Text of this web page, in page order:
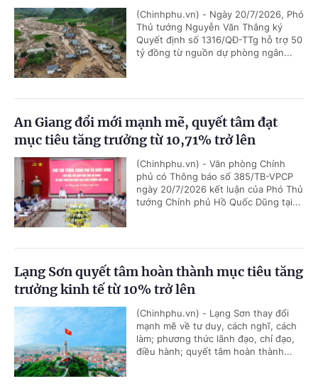
(Chinhphu.vn) - Ngày 20/7/2026, Phó
Thủ tướng Nguyễn Văn Thắng ký
Quyết định số 1316/QĐ-TTg hỗ trợ 50
tỷ đồng từ nguồn dự phòng ngân...
An Giang đổi mới mạnh mẽ, quyết tâm đạt
mục tiêu tăng trưởng từ 10,71% trở lên
(Chinhphu.vn) - Văn phòng Chính
phủ có Thông báo số 385/TB-VPCP
ngày 20/7/2026 kết luận của Phó Thủ
tướng Chính phủ Hồ Quốc Dũng tại...
Lạng Sơn quyết tâm hoàn thành mục tiêu tăng
trưởng kinh tế từ 10% trở lên
(Chinhphu.vn) - Lạng Sơn thay đổi
mạnh mẽ về tư duy, cách nghĩ, cách
làm; phương thức lãnh đạo, chỉ đạo,
điều hành; quyết tâm hoàn thành...